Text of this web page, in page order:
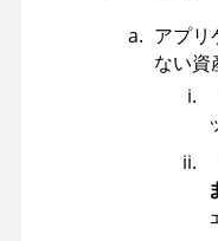
アプリ
ない資